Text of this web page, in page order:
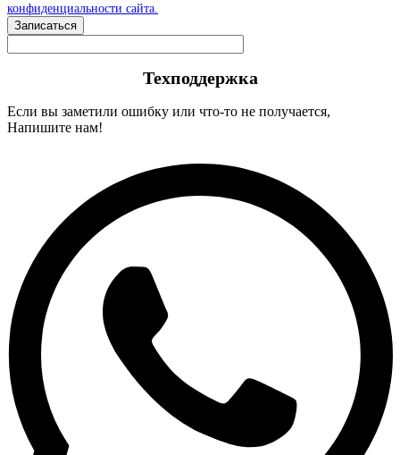
конфиденциальности сайта.
Записаться
Техподдержка
Если вы заметили ошибку или что-то не получается,
Напишите нам!